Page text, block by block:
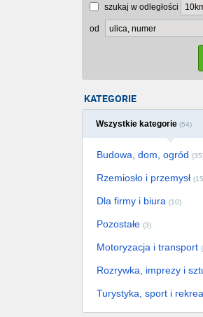
szukaj w odległości
od
KATEGORIE
Wszystkie kategorie (54)
Budowa, dom, ogród
Rzemiosło i przemysł
Dla firmy i biura (10)
Pozostałe (3)
Motoryzacja i transport
Rozrywka, imprezy i
Turystyka, sport i